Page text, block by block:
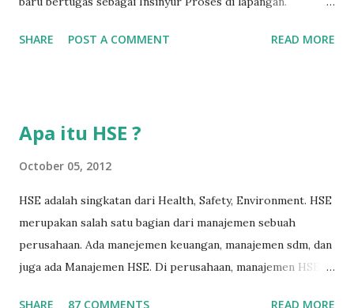
jurusan Teknik Kimia dan langsung berhadapan dengan
suatu permasalahan dengan cepat, dan terkadang butuh
lama bekerja di front line operation – dalam hal
troubleshooting – semakin memperkaya kita dalam
memahami permasalahan-permasalahan proses berikutnya.
Menurut hemat saya, masalah-masalah troubleshooting
SHARE POST A COMMENT READ MORE
Apa itu HSE ?
October 05, 2012
HSE adalah singkatan dari Health, Safety, Environment. HSE
merupakan salah satu bagian dari manajemen sebuah
perusahaan. Ada manejemen keuangan, manajemen sdm, dan
juga ada Manajemen HSE. Di perusahaan, manajemen HSE
SHARE 87 COMMENTS READ MORE